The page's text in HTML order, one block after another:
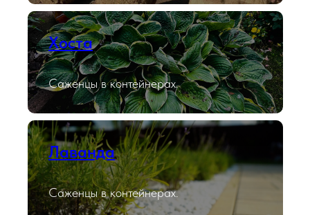
Хоста
Саженцы в контейнерах.
Лаванда
Саженцы в контейнерах.